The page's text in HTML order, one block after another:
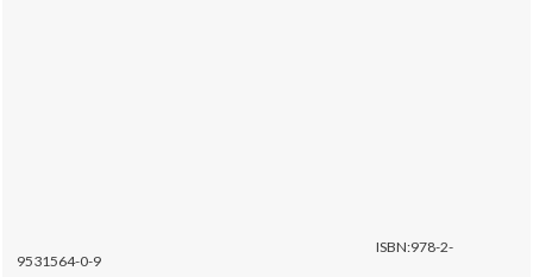
ISBN:978-2-
9531564-0-9